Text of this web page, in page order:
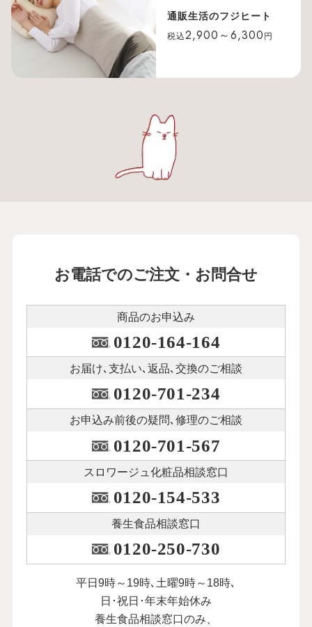
通販生活のフジヒート
税込2,900～6,300 円
お電話でのご注文・お問合せ
商品のお申込み
0120-164-164
お届け､支払い､ 返品､交換のご相談
0120-701-234
お申込み前後の疑問､修理のご相談
0120-701-567
スロワージュ化粧品相談窓口
0120-154-533
養生食品相談窓口
0120-250-730
平日9時～19時､土曜9時～18時､
日･祝日･年末年始休み
養生食品相談窓口のみ、